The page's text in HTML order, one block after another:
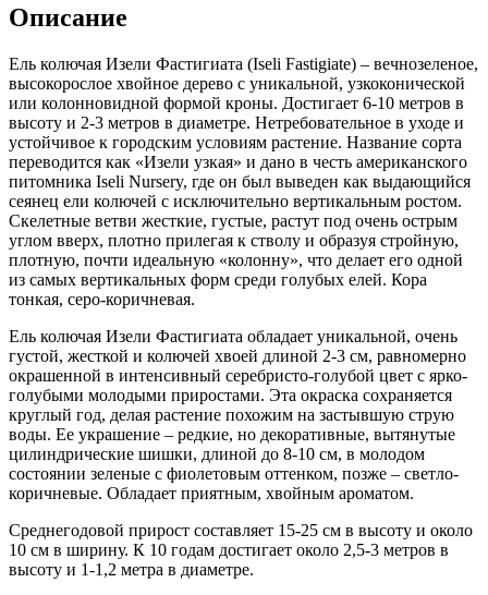
Fastigiate)
Описание
Ель колючая Изели Фастигиата (Iseli Fastigiate) – вечнозеленое,
высокорослое хвойное дерево с уникальной, узкоконической
или колонновидной формой кроны. Достигает 6-10 метров в
высоту и 2-3 метров в диаметре. Нетребовательное в уходе и
устойчивое к городским условиям растение. Название сорта
переводится как «Изели узкая» и дано в честь американского
питомника Iseli Nursery, где он был выведен как выдающийся
сеянец ели колючей с исключительно вертикальным ростом.
Скелетные ветви жесткие, густые, растут под очень острым
углом вверх, плотно прилегая к стволу и образуя стройную,
плотную, почти идеальную «колонну», что делает его одной
из самых вертикальных форм среди голубых елей. Кора
тонкая, серо-коричневая.
Ель колючая Изели Фастигиата обладает уникальной, очень
густой, жесткой и колючей хвоей длиной 2-3 см, равномерно
окрашенной в интенсивный серебристо-голубой цвет с ярко-
голубыми молодыми приростами. Эта окраска сохраняется
круглый год, делая растение похожим на застывшую струю
воды. Ее украшение – редкие, но декоративные, вытянутые
цилиндрические шишки, длиной до 8-10 см, в молодом
состоянии зеленые с фиолетовым оттенком, позже – светло-
коричневые. Обладает приятным, хвойным ароматом.
Среднегодовой прирост составляет 15-25 см в высоту и около
10 см в ширину. К 10 годам достигает около 2,5-3 метров в
высоту и 1-1,2 метра в диаметре.